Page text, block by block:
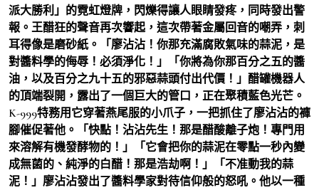
派大勝利」的霓虹燈牌，閃爍得讓人眼睛發疼，同時發出警
報。王醋狂的聲音再次響起，這次帶著金屬回音的嘲弄，刺
耳得像是磨砂紙。「廖沾沾！你那充滿腐敗氣味的蒜泥，是
對醬料學的侮辱！必須淨化！」「你將為你那百分之五的醬
油，以及百分之九十五的邪惡蒜頭付出代價！」醋罐機器人
的頂端裂開，露出了一個巨大的管口，正在聚積藍色光芒。
K-999特務用它穿著燕尾服的小爪子，一把抓住了廖沾沾的褲
腳催促著他。「快點！沾沾先生！那是醋酸離子炮！專門用
來溶解有機發酵物的！」「它會把你的蒜泥在零點一秒內變
成無菌的、純淨的白醋！那是浩劫啊！」「不准動我的蒜
泥！」廖沾沾發出了醬料學家對待信仰般的怒吼。他以一種